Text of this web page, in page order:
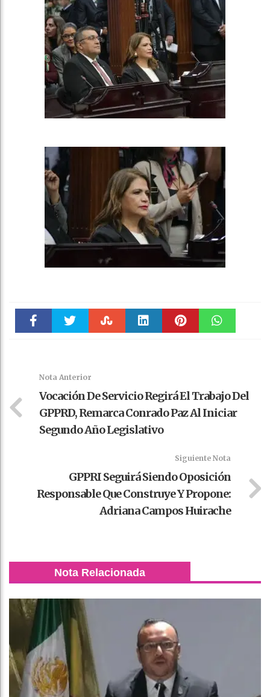
Nota Anterior
Vocación De Servicio Regirá El Trabajo Del
GPPRD, Remarca Conrado Paz Al Iniciar
Segundo Año Legislativo
Siguiente Nota
GPPRI Seguirá Siendo Oposición
Responsable Que Construye Y Propone:
Adriana Campos Huirache
Nota Relacionada